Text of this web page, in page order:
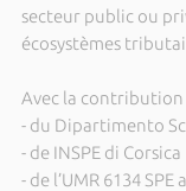
secteur public ou
écosystèmes
Avec la contribution
- du Dipartimento
- de INSPE di Corsica
- de l’UMR 6134 SPE